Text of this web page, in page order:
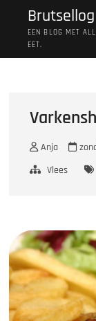
Brutsellog
EEN BLOG MET
EET.
Anja
Vlees